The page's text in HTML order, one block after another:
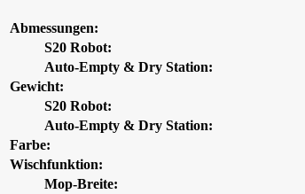
Abmessungen:
S20 Robot:
Auto-Empty & Dry Station:
Gewicht:
S20 Robot:
Auto-Empty & Dry Station:
Farbe:
Wischfunktion:
Mop-Breite: